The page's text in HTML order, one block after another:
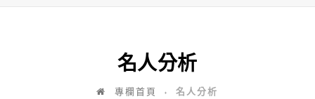
名人分析
專欄首頁 ♦ 名人分析